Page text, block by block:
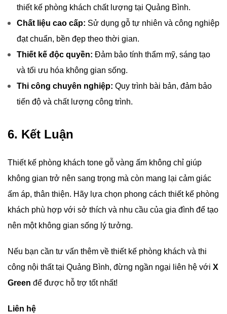
thiết kế phòng khách chất lượng tại Quảng Bình.
Chất liệu cao cấp: Sử dụng gỗ tự nhiên và công nghiệp
đạt chuẩn, bền đẹp theo thời gian.
Thiết kế độc quyền: Đảm bảo tính thẩm mỹ, sáng tạo
và tối ưu hóa không gian sống.
Thi công chuyên nghiệp: Quy trình bài bản, đảm bảo
tiến độ và chất lượng công trình.
6. Kết Luận
Thiết kế phòng khách tone gỗ vàng ấm không chỉ giúp
không gian trở nên sang trọng mà còn mang lại cảm giác
ấm áp, thân thiện. Hãy lựa chọn phong cách thiết kế phòng
khách phù hợp với sở thích và nhu cầu của gia đình để tạo
nên một không gian sống lý tưởng.
Nếu bạn cần tư vấn thêm về thiết kế phòng khách và thi
công nội thất tại Quảng Bình, đừng ngần ngại liên hệ với X
Green để được hỗ trợ tốt nhất!
Liên hệ